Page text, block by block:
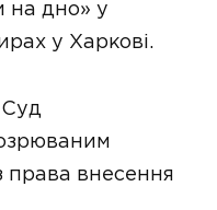
на дно» у
у Харкові.
Суд
права внесення